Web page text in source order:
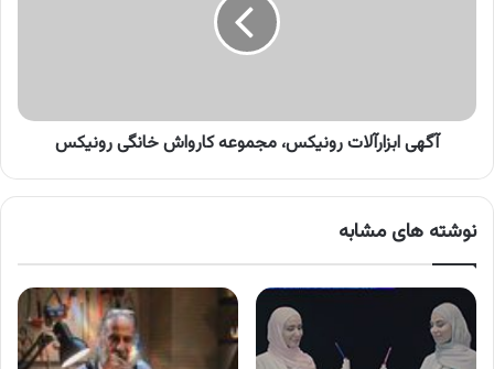
آگهی ابزارآلات رونیکس، مجموعه کارواش خانگی رونیکس
نوشته های مشابه